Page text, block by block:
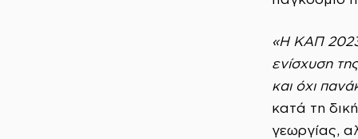
«Η ΚΑΠ
ενίσχυση
και όχι
κατά τη
γεωργίας,